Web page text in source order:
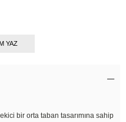
YAZ
bir orta taban tasarımına sahip